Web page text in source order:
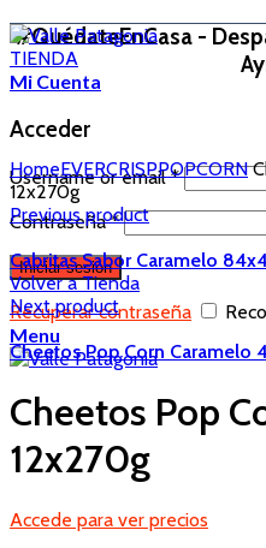
#QuédateEnCasa -
TIENDA
Mi Cuenta
Acceder
Username or email*
Contraseña*
Iniciar sesión
Recuperar contraseña
Menu
HomeEVERCRISPPOPCORN
12x270g
Previous product
Cabritas Sabor Caramelo
Volver a Tienda
Next product
Cheetos Pop Corn Caramelo
Cheetos Pop
12x270g
Accede para ver precios